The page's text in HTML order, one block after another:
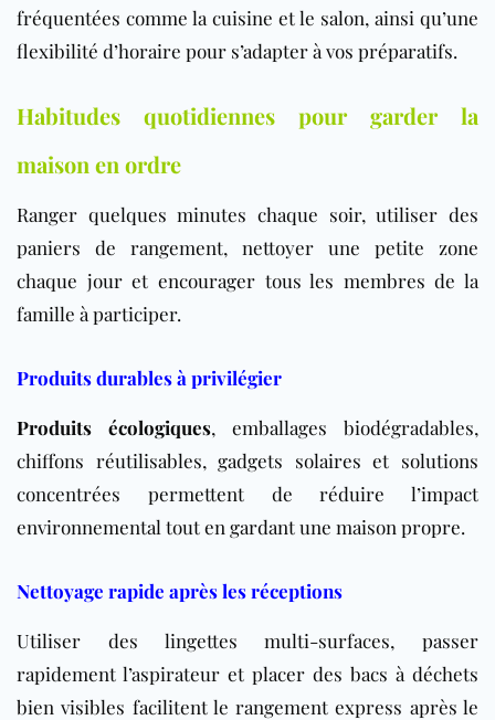
fréquentées comme la cuisine et le salon, ainsi qu’une
flexibilité d’horaire pour s’adapter à vos préparatifs.
Habitudes quotidiennes pour garder la
maison en ordre
Ranger quelques minutes chaque soir, utiliser des
paniers de rangement, nettoyer une petite zone
chaque jour et encourager tous les membres de la
famille à participer.
Produits durables à privilégier
Produits écologiques, emballages biodégradables,
chiffons réutilisables, gadgets solaires et solutions
concentrées permettent de réduire l’impact
environnemental tout en gardant une maison propre.
Nettoyage rapide après les réceptions
Utiliser des lingettes multi-surfaces, passer
rapidement l’aspirateur et placer des bacs à déchets
bien visibles facilitent le rangement express après le